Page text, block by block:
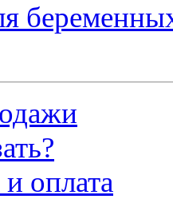
оплата